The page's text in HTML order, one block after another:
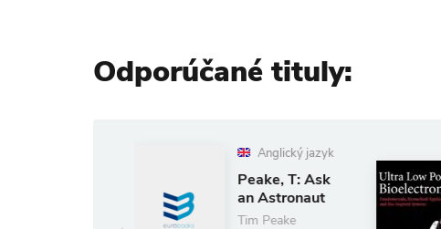
Odporúčané tituly:
an Astronaut
Ultra Low
Power